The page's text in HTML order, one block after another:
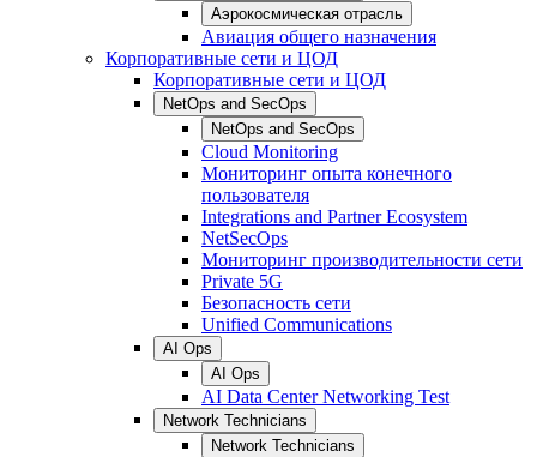
Аэрокосмическая отрасль
Авиация общего назначения
Корпоративные сети и ЦОД
Корпоративные сети и ЦОД
NetOps and SecOps
NetOps and SecOps
Cloud Monitoring
Мониторинг опыта конечного
пользователя
Integrations and Partner Ecosystem
NetSecOps
Мониторинг производительности сети
Private 5G
Безопасность сети
Unified Communications
AI Ops
AI Ops
AI Data Center Networking Test
Network Technicians
Network Technicians